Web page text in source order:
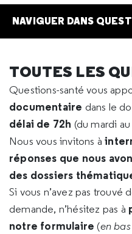
NAVIGUER DANS
TOUTES LES
Questions-santé vous
documentaire dans le
délai de 72h (du mardi
Nous vous invitons à
réponses que nous
des dossiers
Si vous n’avez pas trouvé
demande, n’hésitez pas à
notre formulaire (en